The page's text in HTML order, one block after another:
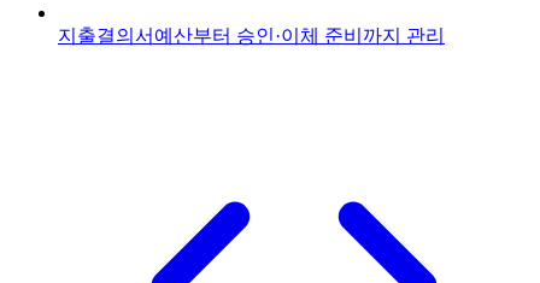
지출결의서 예산부터 승인·이체 준비까지 관리